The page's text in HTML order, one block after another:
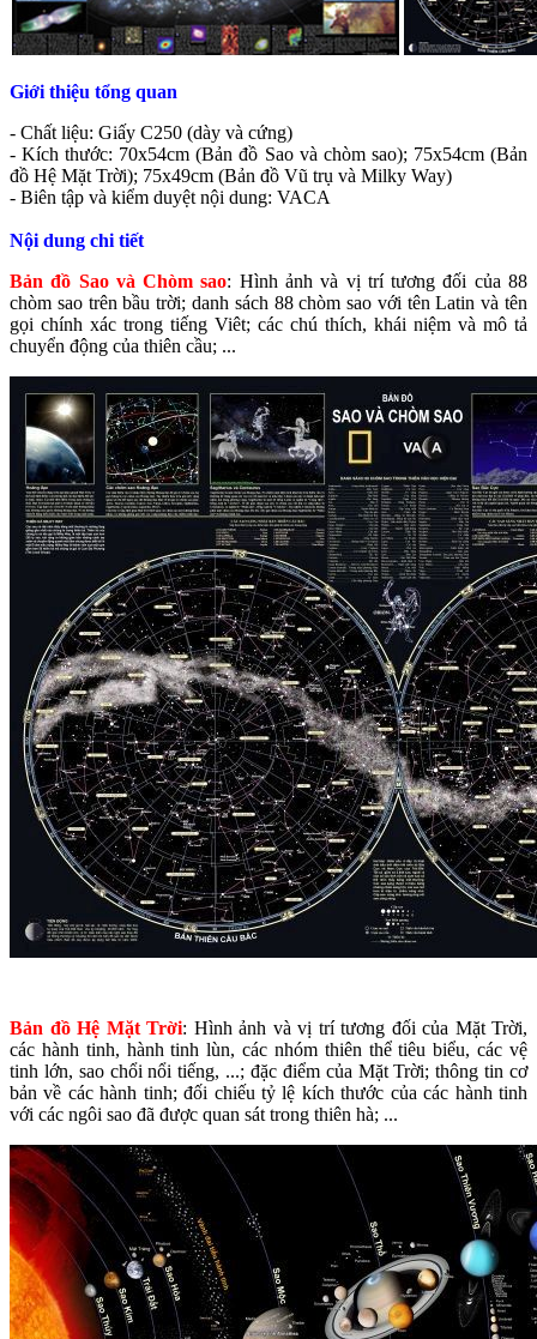
Giới thiệu tổng quan
- Chất liệu: Giấy C250 (dày và cứng)
- Kích thước: 70x54cm (Bản đồ Sao và chòm sao); 75x54cm (Bản
đồ Hệ Mặt Trời); 75x49cm (Bản đồ Vũ trụ và Milky Way)
- Biên tập và kiểm duyệt nội dung: VACA
Nội dung chi tiết
Bản đồ Sao và Chòm sao: Hình ảnh và vị trí tương đối của 88
chòm sao trên bầu trời; danh sách 88 chòm sao với tên Latin và tên
gọi chính xác trong tiếng Viêt; các chú thích, khái niệm và mô tả
chuyển động của thiên cầu; ...
Bản đồ Hệ Mặt Trời: Hình ảnh và vị trí tương đối của Mặt Trời,
các hành tinh, hành tinh lùn, các nhóm thiên thể tiêu biểu, các vệ
tinh lớn, sao chổi nổi tiếng, ...; đặc điểm của Mặt Trời; thông tin cơ
bản về các hành tinh; đối chiếu tỷ lệ kích thước của các hành tinh
với các ngôi sao đã được quan sát trong thiên hà; ...